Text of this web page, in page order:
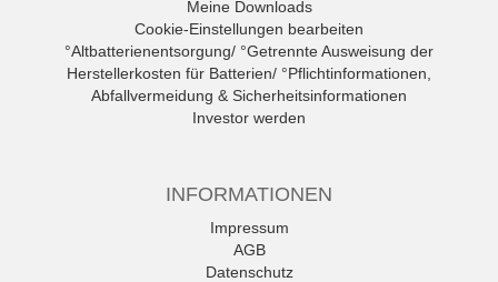
Meine Downloads
Cookie-Einstellungen bearbeiten
°Altbatterienentsorgung/ °Getrennte Ausweisung der
Herstellerkosten für Batterien/ °Pflichtinformationen,
Abfallvermeidung & Sicherheitsinformationen
Investor werden
INFORMATIONEN
Impressum
AGB
Datenschutz